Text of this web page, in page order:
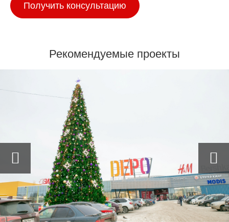
Получить консультацию
Рекомендуемые проекты